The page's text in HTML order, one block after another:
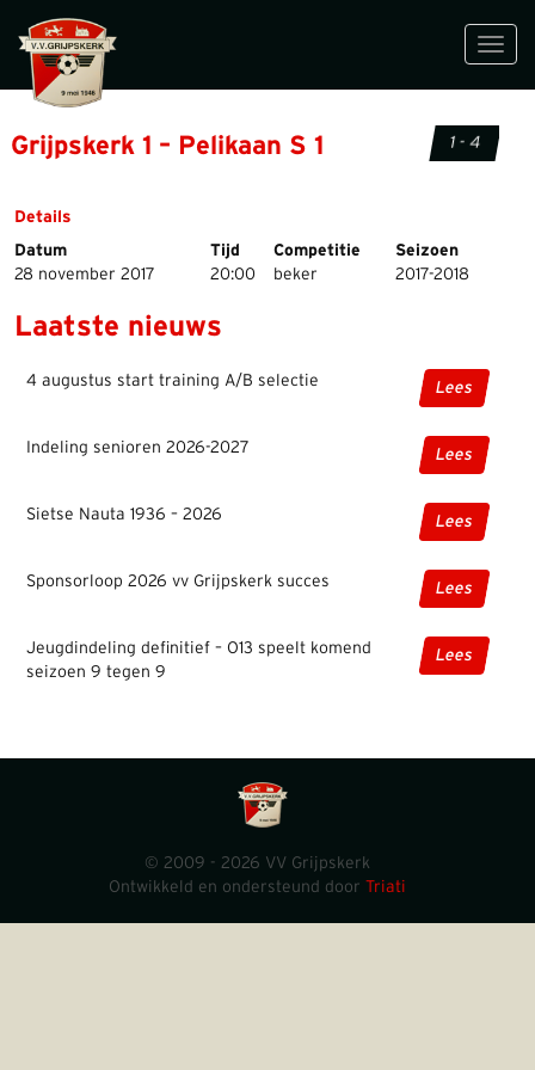
Grijpskerk 1 – Pelikaan S 1 1 - 4
Details
Datum
Tijd Competitie
Seizoen
28 november 2017
20:00 beker 2017-2018
Laatste nieuws
4 augustus start training A/B selectie Lees
Indeling senioren 2026-2027 Lees
Sietse Nauta 1936 – 2026 Lees
Sponsorloop 2026 vv Grijpskerk succes Lees
Jeugdindeling definitief – O13 speelt komend
seizoen 9 tegen 9
Lees
© 2009 - 2026 VV Grijpskerk
Ontwikkeld en ondersteund door Triati